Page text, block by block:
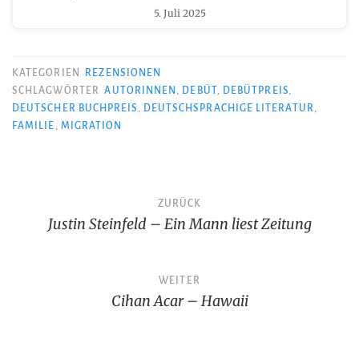
5. Juli 2025
KATEGORIEN
REZENSIONEN
SCHLAGWÖRTER
AUTORINNEN , DEBÜT, DEBÜTPREIS,
DEUTSCHER BUCHPREIS , DEUTSCHSPRACHIGE LITERATUR,
FAMILIE , MIGRATION
Beitragsnavigation
ZURÜCK
Justin Steinfeld – Ein Mann liest Zeitung
WEITER
Cihan Acar – Hawaii